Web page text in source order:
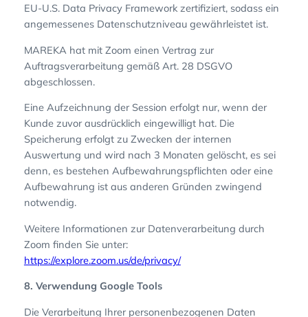
EU-U.S. Data Privacy Framework zertifiziert, sodass ein
angemessenes Datenschutzniveau gewährleistet ist.
MAREKA hat mit Zoom einen Vertrag zur
Auftragsverarbeitung gemäß Art. 28 DSGVO
abgeschlossen.
Eine Aufzeichnung der Session erfolgt nur, wenn der
Kunde zuvor ausdrücklich eingewilligt hat. Die
Speicherung erfolgt zu Zwecken der internen
Auswertung und wird nach 3 Monaten gelöscht, es sei
denn, es bestehen Aufbewahrungspflichten oder eine
Aufbewahrung ist aus anderen Gründen zwingend
notwendig.
Weitere Informationen zur Datenverarbeitung durch
Zoom finden Sie unter:
https://explore.zoom.us/de/privacy/
8. Verwendung Google Tools
Die Verarbeitung Ihrer personenbezogenen Daten